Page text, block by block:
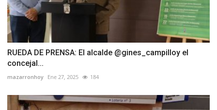
RUEDA DE PRENSA: El alcalde @gines_campilloy el
concejal...
mazarronhoy Ene 27, 2025 184